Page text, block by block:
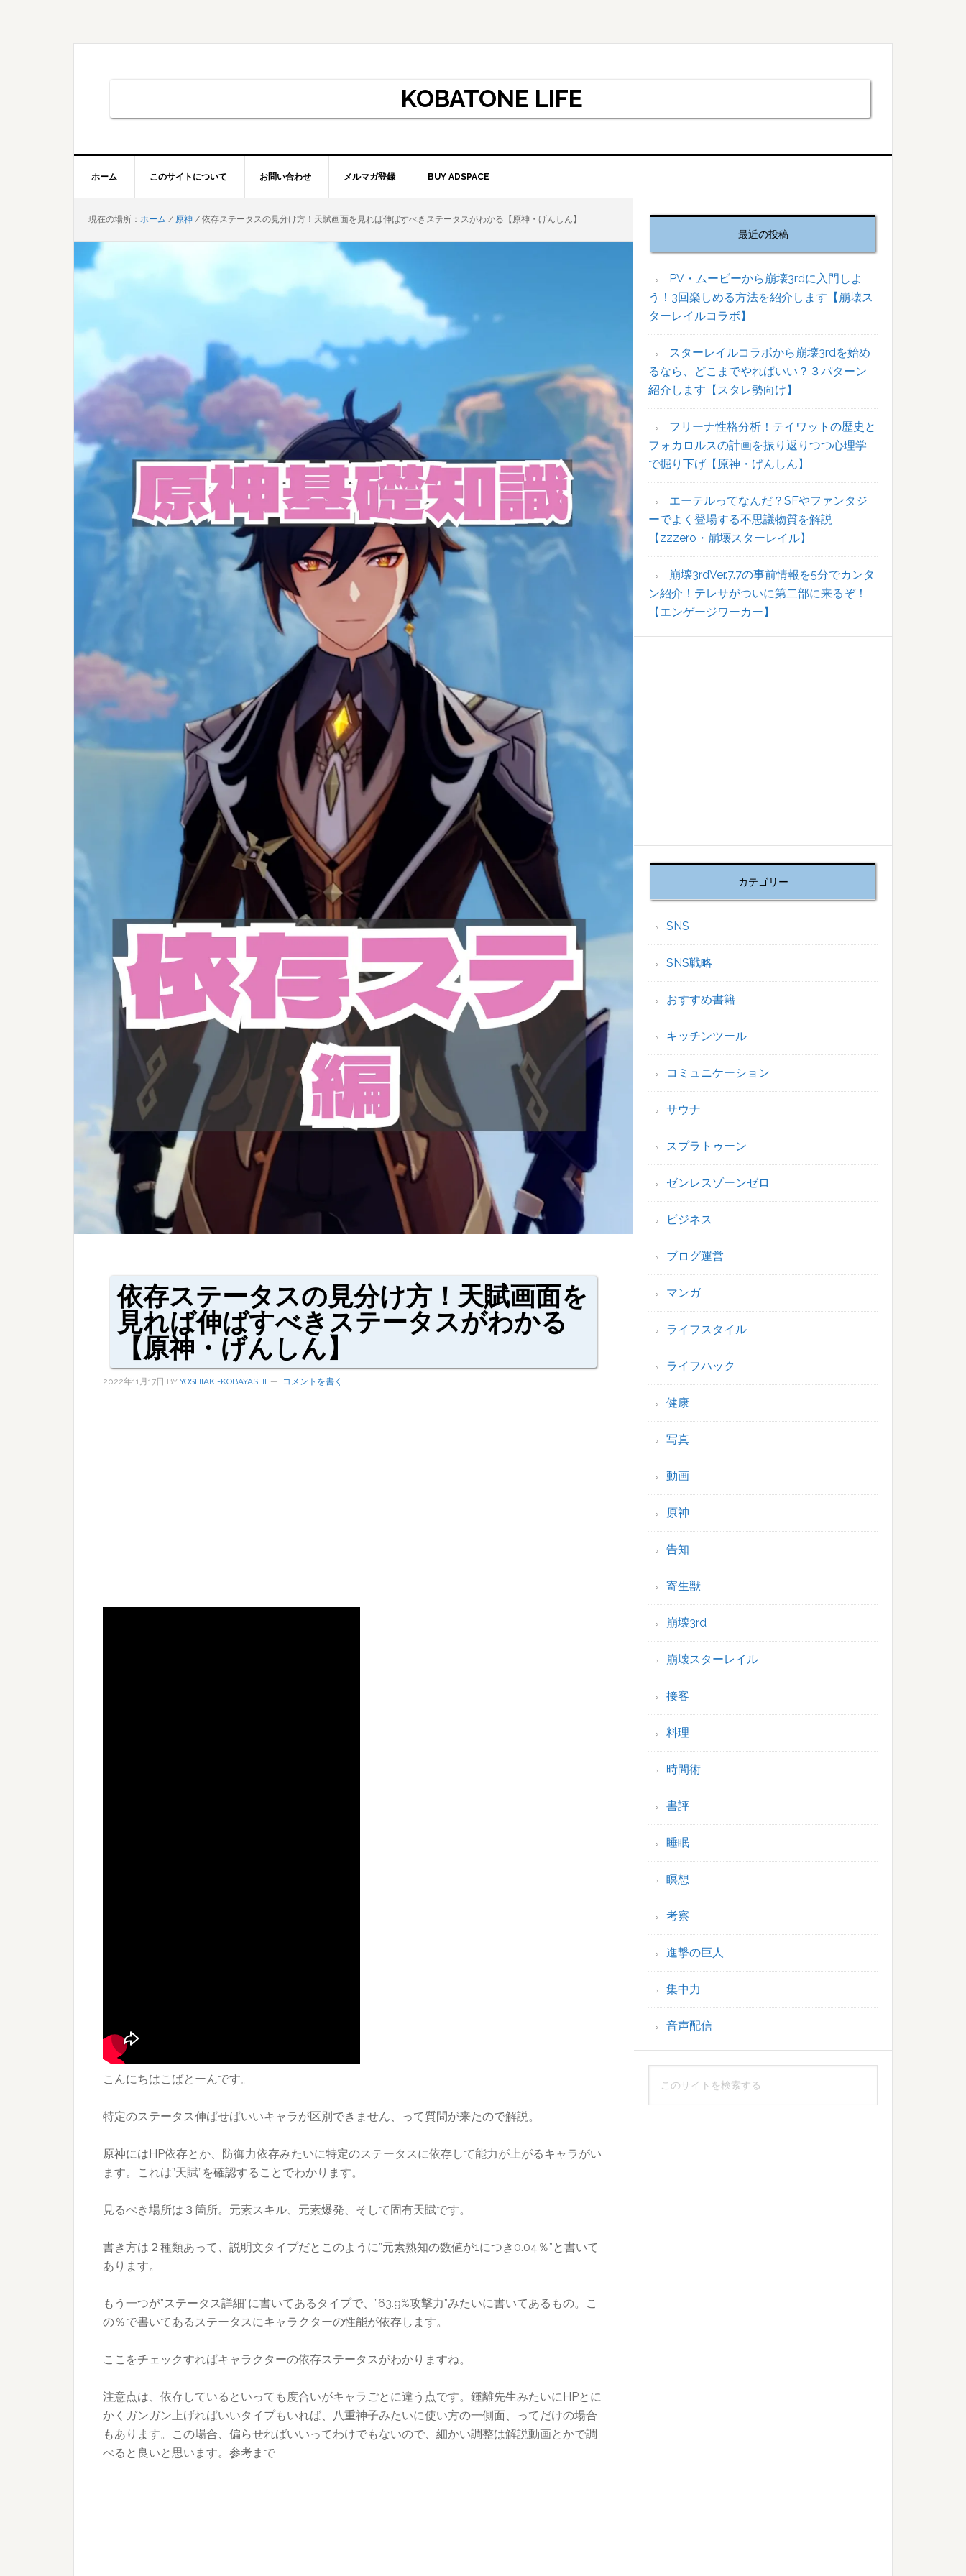
KOBATONE LIFE
ホーム このサイトについて お問い合わせ メルマガ登録 BUY ADSPACE
現在の場所： ホーム / 原神 / 依存ステータスの見分け方！天賦画面を見れば伸ばすべきステータスがわかる【原神・げんしん】
依存ステータスの見分け方！天賦画面を
見れば伸ばすべきステータスがわかる
【原神・げんしん】
2022年11月17日 BY YOSHIAKI-KOBAYASHI コメントを書く
こんにちはこばとーんです。
特定のステータス伸ばせばいいキャラが区別できません、って質問が来たので解説。
原神にはHP依存とか、防御力依存みたいに特定のステータスに依存して能力が上がるキャラがい
ます。これは”天賦”を確認することでわかります。
見るべき場所は３箇所。元素スキル、元素爆発、そして固有天賦です。
書き方は２種類あって、説明文タイプだとこのように”元素熟知の数値が1につき0.04％”と書いて
あります。
もう一つが”ステータス詳細”に書いてあるタイプで、”63.9%攻撃力”みたいに書いてあるもの。こ
の％で書いてあるステータスにキャラクターの性能が依存します。
ここをチェックすればキャラクターの依存ステータスがわかりますね。
注意点は、依存しているといっても度合いがキャラごとに違う点です。鍾離先生みたいにHPとに
かくガンガン上げればいいタイプもいれば、八重神子みたいに使い方の一側面、ってだけの場合
もあります。この場合、偏らせればいいってわけでもないので、細かい調整は解説動画とかで調
べると良いと思います。参考まで
最近の投稿
PV・ムービーから崩壊3rdに入門しよ
う！3回楽しめる方法を紹介します【崩壊ス
ターレイルコラボ】
スターレイルコラボから崩壊3rdを始め
るなら、どこまでやればいい？３パターン
紹介します【スタレ勢向け】
フリーナ性格分析！テイワットの歴史と
フォカロルスの計画を振り返りつつ心理学
で掘り下げ【原神・げんしん】
エーテルってなんだ？SFやファンタジ
ーでよく登場する不思議物質を解説
【zzzero・崩壊スターレイル】
崩壊3rdVer.7.7の事前情報を5分でカンタ
ン紹介！テレサがついに第二部に来るぞ！
【エンゲージワーカー】
カテゴリー
SNS
SNS戦略
おすすめ書籍
キッチンツール
コミュニケーション
サウナ
スプラトゥーン
ゼンレスゾーンゼロ
ビジネス
ブログ運営
マンガ
ライフスタイル
ライフハック
健康
写真
動画
原神
告知
寄生獣
崩壊3rd
崩壊スターレイル
接客
料理
時間術
書評
睡眠
瞑想
考察
進撃の巨人
集中力
音声配信